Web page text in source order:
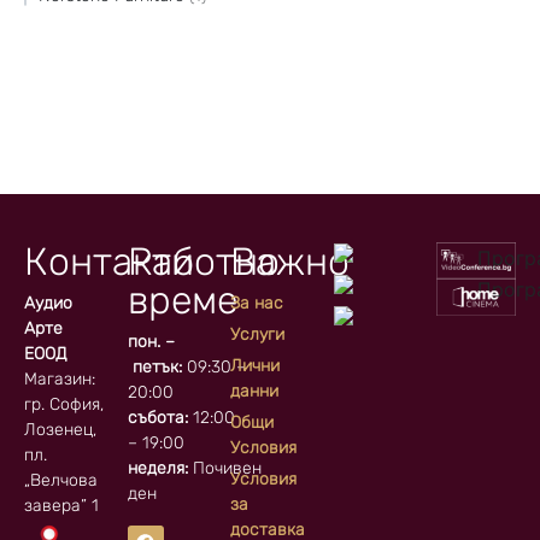
Контакти
Аудио
Арте
ЕООД
Магазин:
гр. София, кв.
Лозенец,
пл.
„Велчова
завера” 1
Работно
време
пон. –
петък:09:30 –
20:00
събота:12:00
– 19:00
неделя:Почивен
ден
Важно
За нас
Услуги
Лични
данни
Общи
Условия
Условия
за
доставка